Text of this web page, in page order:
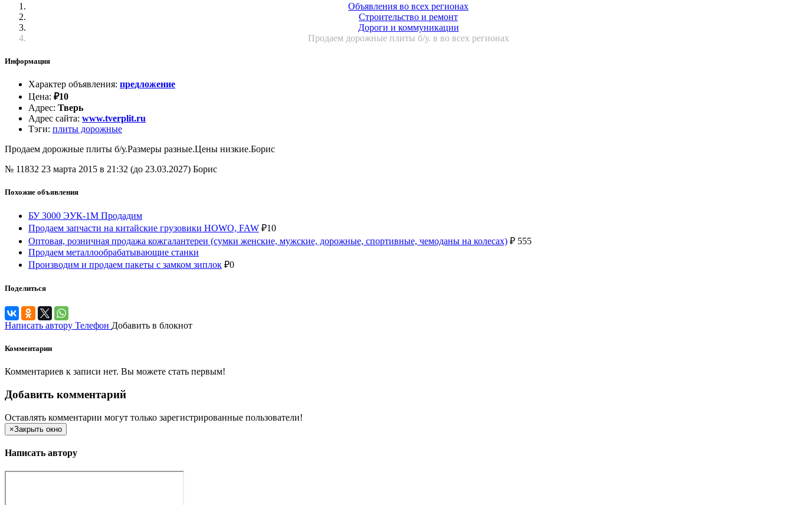
Объявления во всех регионах
Строительство и ремонт
Дороги и коммуникации
Продаем дорожные плиты б/у. в во всех регионах
Информация
Характер объявления: предложение
Цена: ₽10
Адрес: Тверь
Адрес сайта: www.tverplit.ru
Тэги: плиты дорожные
Продаем дорожные плиты б/у.Размеры разные.Цены низкие.Борис
№ 11832 23 марта 2015 в 21:32 (до 23.03.2027) Борис
Похожие объявления
БУ 3000 ЭУК-1М Продадим
Продаем запчасти на китайские грузовики HOWO, FAW ₽10
Оптовая, розничная продажа кожгалантереи (сумки женские, мужские, дорожные, спортивные, чемоданы на колесах) ₽ 555
Продаем металлообрабатывающие станки
Производим и продаем пакеты с замком зиплок ₽0
Поделиться
Написать автору Телефон Добавить в блокнот
Комментарии
Комментариев к записи нет. Вы можете стать первым!
Добавить комментарий
Оставлять комментарии могут только зарегистрированные пользователи!
×Закрыть окно
Написать автору